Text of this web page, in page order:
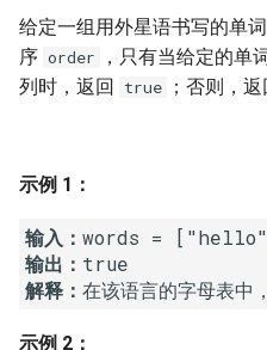
9. 用两个栈实现队列
10.1. 斐波那契数列
12. 矩阵中的路径
13. 机器人的运动范围
5. 单词长度的最大乘积
6. 排序数组中两个数字之和
8. 和大于等于 target 的最短子
9. 乘积小于 K 的子数组
10. 和为 k 的子数组
1.6. 字符串压缩
1.7. 旋转矩阵
2.1. 移除重复节点
2.2. 返回倒数第 k 个节点
给定一组用外星语书写的单词
序 order
，只有当给定的单
列时，返回
true ；否则，返
示例 1：
输入：
输出：
解释： 在该语言的字母表
示例 2：